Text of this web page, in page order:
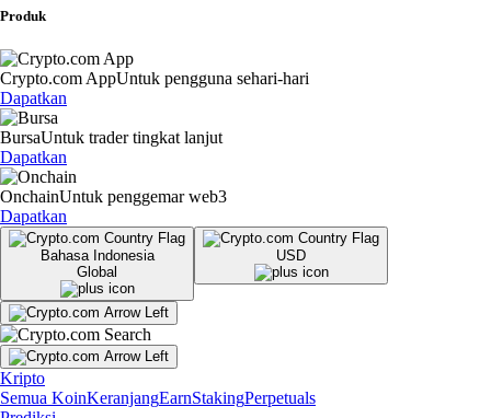
Produk
Crypto.com AppUntuk pengguna sehari-hari
Dapatkan
BursaUntuk trader tingkat lanjut
Dapatkan
OnchainUntuk penggemar web3
Dapatkan
Bahasa Indonesia
Global
USD
Kripto
Semua KoinKeranjangEarnStakingPerpetuals